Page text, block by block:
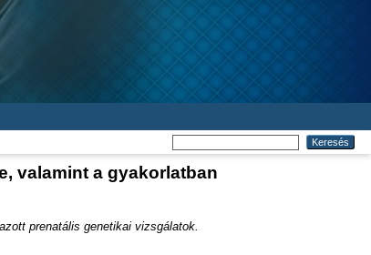
valamint a gyakorlatban
prenatális genetikai vizsgálatok.